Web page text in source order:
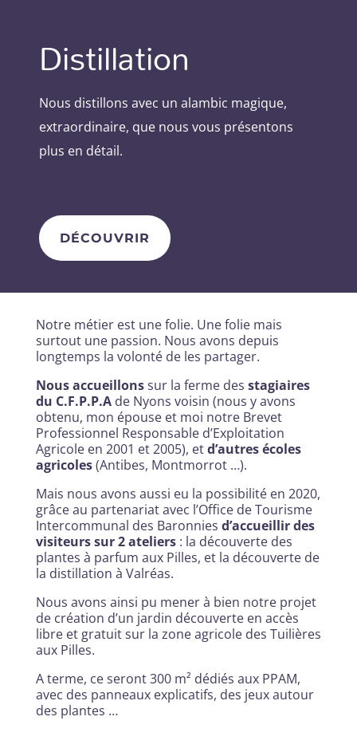
Distillation
Nous distillons avec un alambic magique,
extraordinaire, que nous vous présentons
plus en détail.
DÉCOUVRIR
Notre métier est une folie. Une folie mais
surtout une passion. Nous avons depuis
longtemps la volonté de les partager.
Nous accueillonssur la ferme des stagiaires
du C.F.P.P.Ade Nyons voisin (nous y avons
obtenu, mon épouse et moi notre Brevet
Professionnel Responsable d’Exploitation
Agricole en 2001 et 2005), etd’autres écoles
agricoles(Antibes, Montmorrot …).
Mais nous avons aussi eu la possibilité en 2020,
grâce au partenariat avec l’Office de Tourisme
Intercommunal des Baronnies d’accueillir des
visiteurs sur 2 ateliers: la découverte des
plantes à parfum aux Pilles, et la découverte de
la distillation à Valréas.
Nous avons ainsi pu mener à bien notre projet
de création d’un jardin découverte en accès
libre et gratuit sur la zone agricole des Tuilières
aux Pilles.
A terme, ce seront 300 m² dédiés aux PPAM,
avec des panneaux explicatifs, des jeux autour
des plantes …